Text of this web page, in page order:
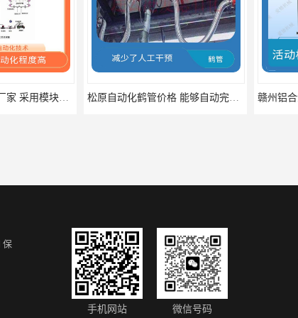
松原自动化鹤管价格 能够自动完成鹤管的各项操作
济宁液下装车鹤管 可以360度旋转 能够灵活地适应不同的装卸需求
保
手机网站
微信号码